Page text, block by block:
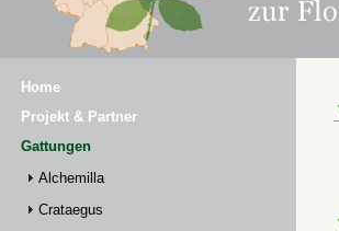
Home
Projekt & Partner
Gattungen
Alchemilla
Crataegus